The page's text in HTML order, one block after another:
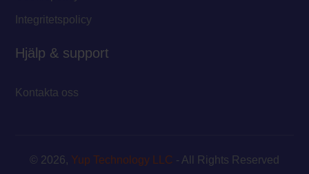
Integritetspolicy
Hjälp & support
Kontakta oss
© 2026, Yup Technology LLC - All Rights Reserved